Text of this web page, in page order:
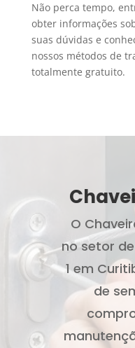
Não perca tempo,
obter informações
suas dúvidas e
nossos métodos de
totalmente gratuito.
O
no setor
1 em
de